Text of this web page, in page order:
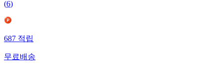
(6)
687적립
무료배송